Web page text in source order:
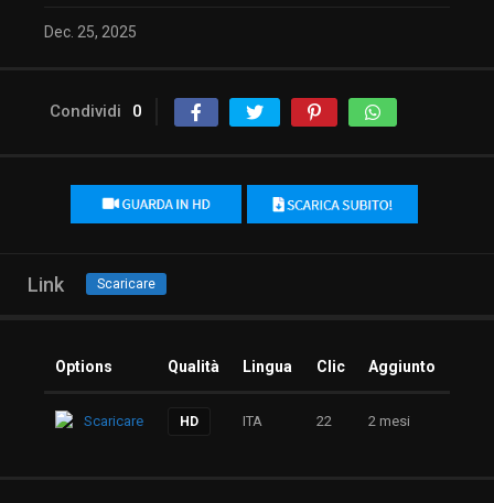
Dec. 25, 2025
Condividi 0
Link Scaricare
Options Qualità Lingua Clic Aggiunto
Scaricare HD ITA 22 2 mesi